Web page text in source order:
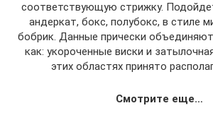
соответствующую стрижку.
андеркат, бокс, полубокс, в стиле
бобрик. Данные прически
как: укороченные виски и
этих областях принято
Смотрите еще…